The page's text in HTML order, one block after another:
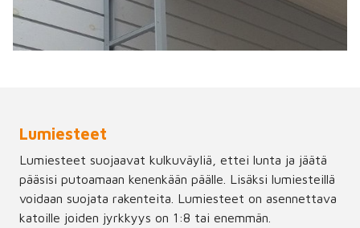
Lumiesteet
Lumiesteet suojaavat kulkuväyliä, ettei lunta ja jäätä
pääsisi putoamaan kenenkään päälle. Lisäksi lumiesteillä
voidaan suojata rakenteita. Lumiesteet on asennettava
katoille joiden jyrkkyys on 1:8 tai enemmän.